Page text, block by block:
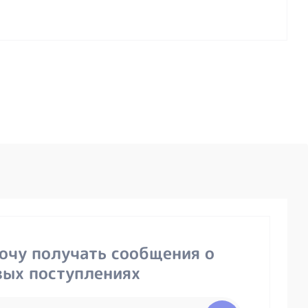
получать сообщения о
поступлениях